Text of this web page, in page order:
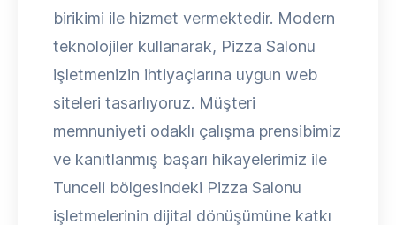
birikimi ile hizmet vermektedir. Modern
teknolojiler kullanarak, Pizza Salonu
işletmenizin ihtiyaçlarına uygun web
siteleri tasarlıyoruz. Müşteri
memnuniyeti odaklı çalışma prensibimiz
ve kanıtlanmış başarı hikayelerimiz ile
Tunceli bölgesindeki Pizza Salonu
işletmelerinin dijital dönüşümüne katkı